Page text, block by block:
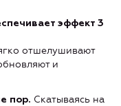
эффект 3
отшелушивают
и
пор. Скатываясь на